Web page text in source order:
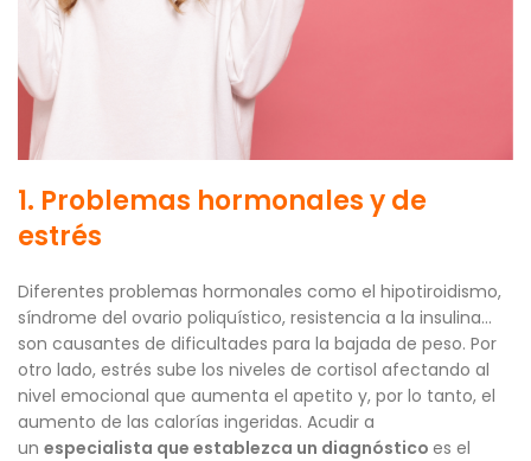
1. Problemas hormonales y de
estrés
Diferentes problemas hormonales como el hipotiroidismo,
síndrome del ovario poliquístico, resistencia a la insulina…
son causantes de dificultades para la bajada de peso. Por
otro lado, estrés sube los niveles de cortisol afectando al
nivel emocional que aumenta el apetito y, por lo tanto, el
aumento de las calorías ingeridas. Acudir a
un especialista que establezca un diagnóstico es el